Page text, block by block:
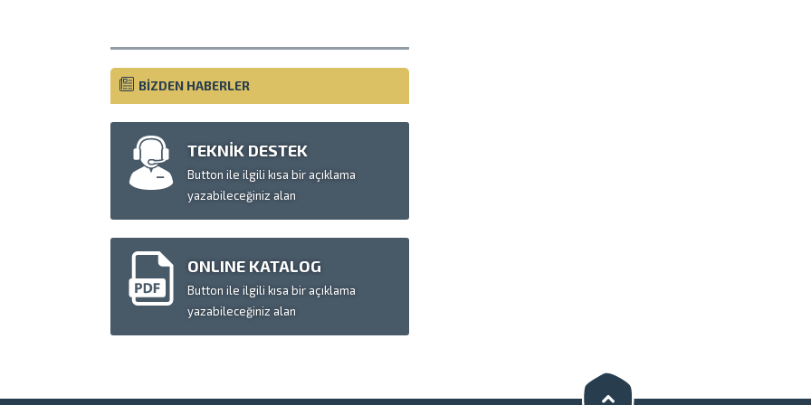
BİZDEN HABERLER
TEKNİK DESTEK
Button ile ilgili kısa bir açıklama
yazabileceğiniz alan
ONLINE KATALOG
Button ile ilgili kısa bir açıklama
yazabileceğiniz alan